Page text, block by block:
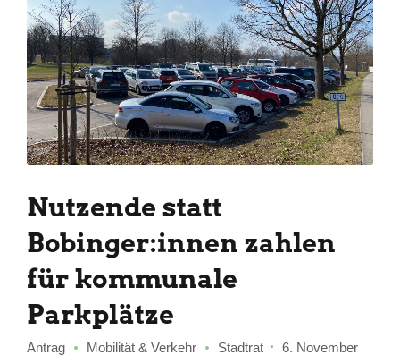
Nutzende statt
Bobinger:innen zahlen
für kommunale
Parkplätze
Antrag Mobilität & Verkehr Stadtrat
6. November